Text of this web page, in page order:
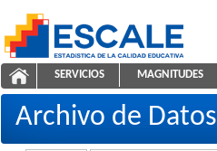
ESCALE - Unidad de
Archivo de Datos
NAVEGACIÓN
SERVICIOS MAGNITUDES
Archivo de Datos